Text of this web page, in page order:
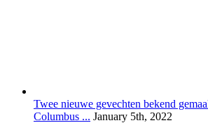
Twee nieuwe gevechten bekend
Columbus ... January 5th, 2022